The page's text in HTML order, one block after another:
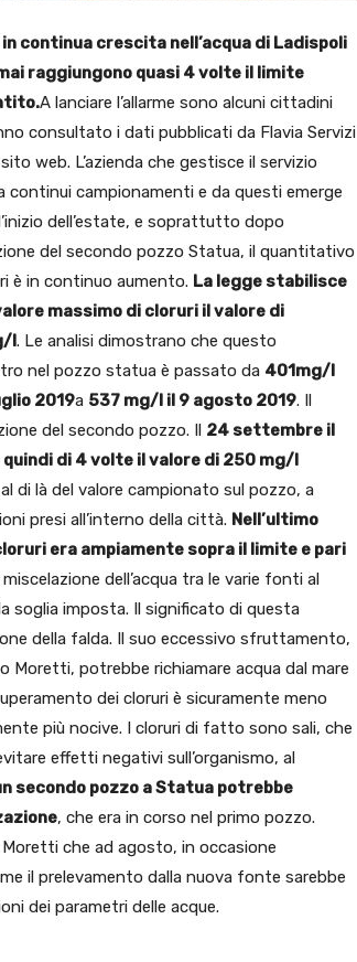
continua crescita nell’acqua di Ladispoli
raggiungono quasi 4 volte il limite
A lanciare l’allarme sono alcuni cittadini
consultato i dati pubblicati da Flavia Servizi
web. L’azienda che gestisce il servizio
continui campionamenti e da questi emerge
dell’estate, e soprattutto dopo
del secondo pozzo Statua, il quantitativo
è in continuo aumento. La legge stabilisce
massimo di cloruri il valore di
l. Le analisi dimostrano che questo
nel pozzo statua è passato da 401mg/l
2019a 537 mg/l il 9 agosto 2019. Il
del secondo pozzo. Il 24 settembre il
di 4 volte il valore di 250 mg/l
di là del valore campionato sul pozzo, a
presi all’interno della città. Nell’ultimo
era ampiamente sopra il limite e pari
dell’acqua tra le varie fonti al
soglia imposta. Il significato di questa
della falda. Il suo eccessivo sfruttamento,
potrebbe richiamare acqua dal mare
dei cloruri è sicuramente meno
più nocive. I cloruri di fatto sono sali, che
effetti negativi sull’organismo, al
secondo pozzo a Statua potrebbe
, che era in corso nel primo pozzo.
che ad agosto, in occasione
il prelevamento dalla nuova fonte sarebbe
dei parametri delle acque.